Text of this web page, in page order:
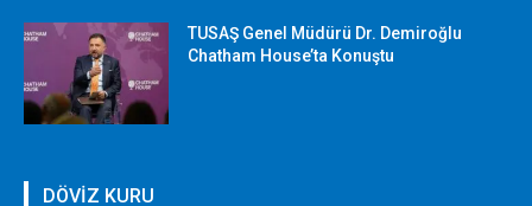
TUSAŞ Genel Müdürü Dr. Demiroğlu
Chatham House’ta Konuştu
DÖVİZ KURU